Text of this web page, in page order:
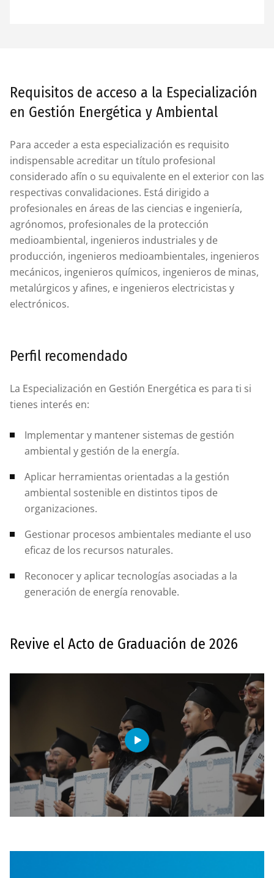
Requisitos de acceso a la Especialización
en Gestión Energética y Ambiental
Para acceder a esta especialización es requisito
indispensable acreditar un título profesional
considerado afín o su equivalente en el exterior con las
respectivas convalidaciones. Está dirigido a
profesionales en áreas de las ciencias e ingeniería,
agrónomos, profesionales de la protección
medioambiental, ingenieros industriales y de
producción, ingenieros medioambientales, ingenieros
mecánicos, ingenieros químicos, ingenieros de minas,
metalúrgicos y afines, e ingenieros electricistas y
electrónicos.
Perfil recomendado
La Especialización en Gestión Energética es para ti si
tienes interés en:
Implementar y mantener sistemas de gestión
ambiental y gestión de la energía.
Aplicar herramientas orientadas a la gestión
ambiental sostenible en distintos tipos de
organizaciones.
Gestionar procesos ambientales mediante el uso
eficaz de los recursos naturales.
Reconocer y aplicar tecnologías asociadas a la
generación de energía renovable.
Revive el Acto de Graduación de 2026